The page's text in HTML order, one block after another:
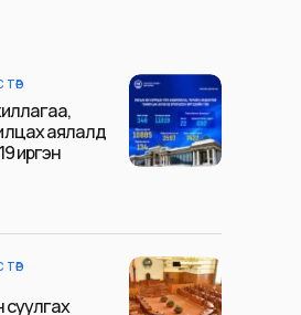
ТӨР
аялалд
иргэн
ТӨР
суулгах